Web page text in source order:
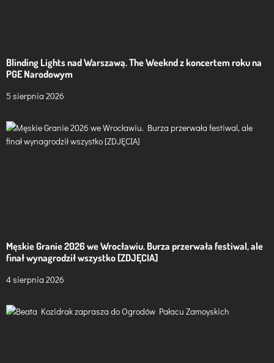
Blinding Lights nad Warszawą. The Weeknd z koncertem roku na
PGE Narodowym
5 sierpnia 2026
Męskie Granie 2026 we Wrocławiu. Burza przerwała festiwal, ale
finał wynagrodził wszystko [ZDJĘCIA]
4 sierpnia 2026